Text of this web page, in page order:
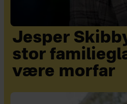
Jesper
stor
være morfar